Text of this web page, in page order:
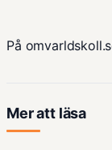
På
Mer att läsa